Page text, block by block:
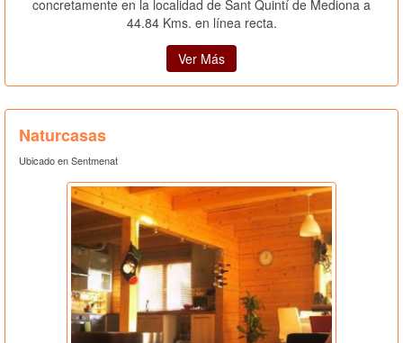
concretamente en la localidad de Sant Quintí de Mediona a
44.84 Kms. en línea recta.
Ver Más
Naturcasas
Ubicado en Sentmenat